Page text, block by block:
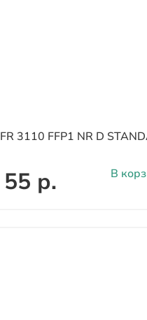
FR 3110 FFP1 NR D
55 р. В